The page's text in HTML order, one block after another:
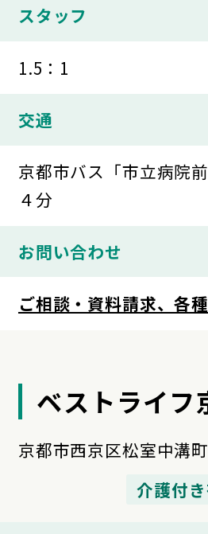
スタッフ
1.5：1
交通
京都市バス「市立病院
４分
お問い合わせ
ご相談・資料請求、各
ベストライフ
京都市西京区松室中溝
介護付